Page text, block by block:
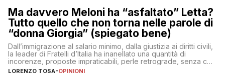
Ma davvero Meloni ha “asfaltato” Letta?
Tutto quello che non torna nelle parole di
“donna Giorgia” (spiegato bene)
Dall’immigrazione al salario minimo, dalla giustizia ai diritti civili,
la leader di Fratelli d’Italia ha inanellato una quantità di
incorenze, proposte impraticabili, perle retrograde, senza che
nessuno – a destra come a sinistra – glielo abbia fatto notare
LORENZO TOSA-OPINIONI